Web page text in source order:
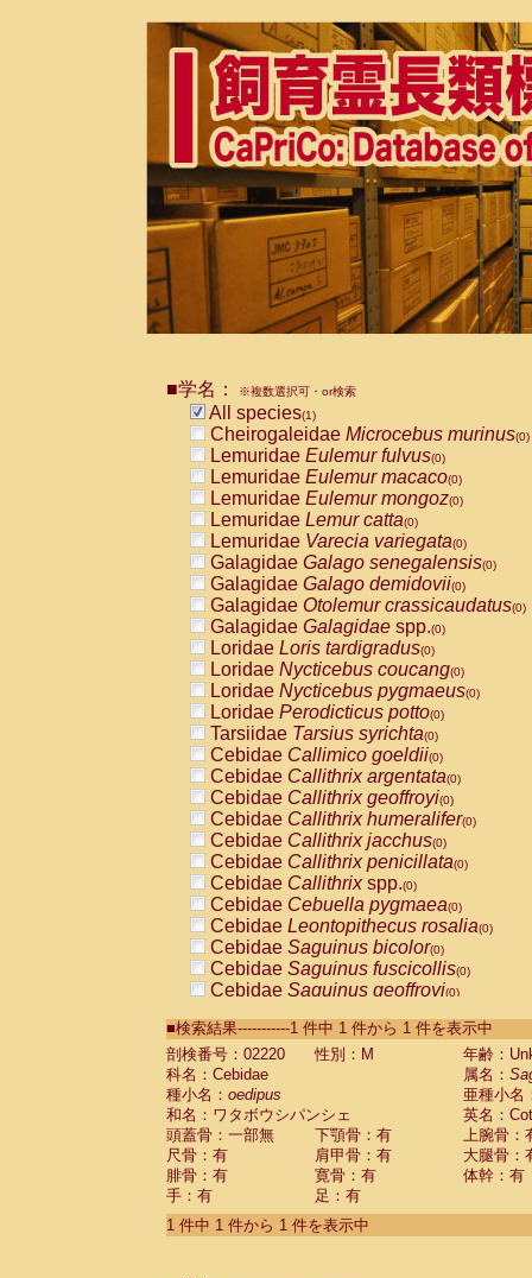
■学名： ※複数選択可・or検索
All species(1)
Cheirogaleidae Microcebus murinus(0)
Lemuridae Eulemur fulvus(0)
Lemuridae Eulemur macaco(0)
Lemuridae Eulemur mongoz(0)
Lemuridae Lemur catta(0)
Lemuridae Varecia variegata(0)
Galagidae Galago senegalensis(0)
Galagidae Galago demidovii(0)
Galagidae Otolemur crassicaudatus(0)
Galagidae Galagidae spp.(0)
Loridae Loris tardigradus(0)
Loridae Nycticebus coucang(0)
Loridae Nycticebus pygmaeus(0)
Loridae Perodicticus potto(0)
Tarsiidae Tarsius syrichta(0)
Cebidae Callimico goeldii(0)
Cebidae Callithrix argentata(0)
Cebidae Callithrix geoffroyi(0)
Cebidae Callithrix humeralifer(0)
Cebidae Callithrix jacchus(0)
Cebidae Callithrix penicillata(0)
Cebidae Callithrixspp.(0)
Cebidae Cebuella pygmaea(0)
Cebidae Leontopithecus rosalia(0)
Cebidae Saguinus bicolor(0)
Cebidae Saguinus fuscicollis(0)
Cebidae Saguinus geoffroyi(0)
CebidaeSaguinus labiatus(0)
Cebidae Saguinus leucopus (0)
Cebidae
Cebidae
CebidaeSaguinus nigricollis (0)
Cebidae Saguinus oedipus
Cebidae Saguinus weddelli
Cebidae Saguinusspp.
Cebidae Aotus trivirgatus
Cebidae Cebus albifrons
■検索結果-----------1 件中 1 件から 1 件を表示中
剖検番号：02220
性別：M
年齢：
科名：Cebidae
属名：
種小名： oedipus
亜種小名
和名：ワタボウシパンシェ
英名：
頭蓋骨：一部無
下顎骨：有
上腕骨：
尺骨：有
肩甲骨：有
大腿骨：
腓骨：有
寛骨：有
体幹：有
手：有
足：有
1 件中 1 件から 1 件を表示中